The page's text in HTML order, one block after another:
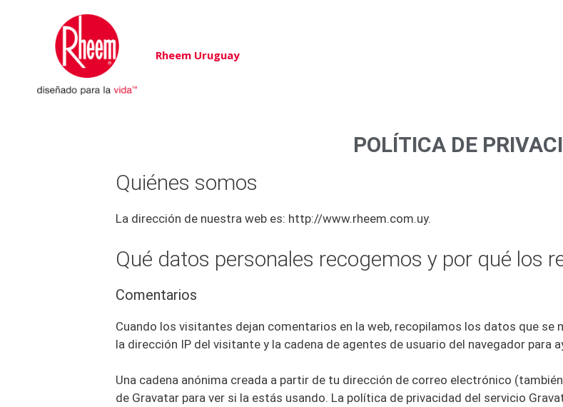
Rheem Uruguay
POLÍTICA DE
Quiénes somos
La dirección de nuestra web es: http://www.rheem.com.uy.
Qué datos personales recogemos y por qué los
Comentarios
Cuando los visitantes dejan comentarios en la web, recopilamos los datos que
la dirección IP del visitante y la cadena de agentes de usuario del navegador para
Una cadena anónima creada a partir de tu dirección de correo electrónico
de Gravatar para ver si la estás usando. La política de privacidad del servicio